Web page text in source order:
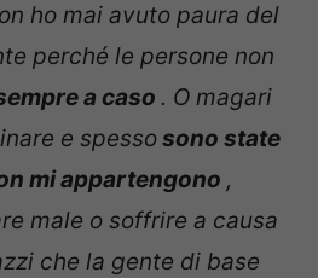
ho mai avuto paura del
perché le persone non
a caso . O magari
e spessosono state
mi appartengono ,
male o soffrire a causa
che la gente di base